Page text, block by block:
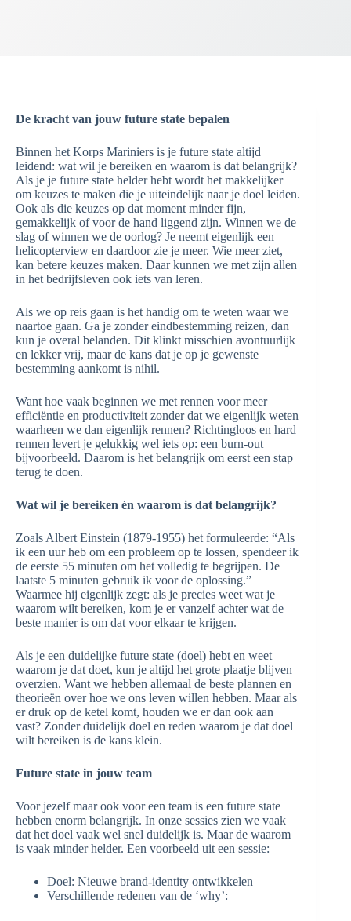
De kracht van jouw future state bepalen
Binnen het Korps Mariniers is je future state altijd
leidend: wat wil je bereiken en waarom is dat belangrijk?
Als je je future state helder hebt wordt het makkelijker
om keuzes te maken die je uiteindelijk naar je doel leiden.
Ook als die keuzes op dat moment minder fijn,
gemakkelijk of voor de hand liggend zijn. Winnen we de
slag of winnen we de oorlog? Je neemt eigenlijk een
helicopterview en daardoor zie je meer. Wie meer ziet,
kan betere keuzes maken. Daar kunnen we met zijn allen
in het bedrijfsleven ook iets van leren.
Als we op reis gaan is het handig om te weten waar we
naartoe gaan. Ga je zonder eindbestemming reizen, dan
kun je overal belanden. Dit klinkt misschien avontuurlijk
en lekker vrij, maar de kans dat je op je gewenste
bestemming aankomt is nihil.
Want hoe vaak beginnen we met rennen voor meer
efficiëntie en productiviteit zonder dat we eigenlijk weten
waarheen we dan eigenlijk rennen? Richtingloos en hard
rennen levert je gelukkig wel iets op: een burn-out
bijvoorbeeld. Daarom is het belangrijk om eerst een stap
terug te doen.
Wat wil je bereiken én waarom is dat belangrijk?
Zoals Albert Einstein (1879-1955) het formuleerde: “Als
ik een uur heb om een probleem op te lossen, spendeer ik
de eerste 55 minuten om het volledig te begrijpen. De
laatste 5 minuten gebruik ik voor de oplossing.”
Waarmee hij eigenlijk zegt: als je precies weet wat je
waarom wilt bereiken, kom je er vanzelf achter wat de
beste manier is om dat voor elkaar te krijgen.
Als je een duidelijke future state (doel) hebt en weet
waarom je dat doet, kun je altijd het grote plaatje blijven
overzien. Want we hebben allemaal de beste plannen en
theorieën over hoe we ons leven willen hebben. Maar als
er druk op de ketel komt, houden we er dan ook aan
vast? Zonder duidelijk doel en reden waarom je dat doel
wilt bereiken is de kans klein.
Future state in jouw team
Voor jezelf maar ook voor een team is een future state
hebben enorm belangrijk. In onze sessies zien we vaak
dat het doel vaak wel snel duidelijk is. Maar de waarom
is vaak minder helder. Een voorbeeld uit een sessie:
Doel: Nieuwe brand-identity ontwikkelen
Verschillende redenen van de ‘why’: